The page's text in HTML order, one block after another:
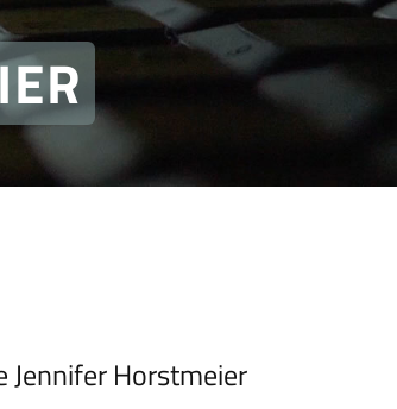
Jennifer Horstmeier